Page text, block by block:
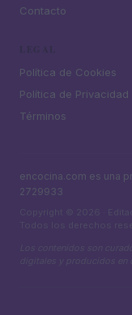
Contacto
Política de Cookies
Política de Privacidad
Términos
encocina.com es una
2729933
Copyright © 2026 ·
Todos los derechos
Los contenidos son
digitales y producidos en